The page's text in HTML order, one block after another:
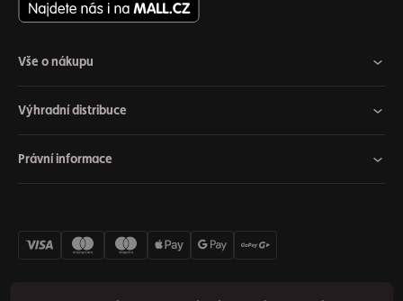
Vše o nákupu
Výhradní distribuce
Právní informace